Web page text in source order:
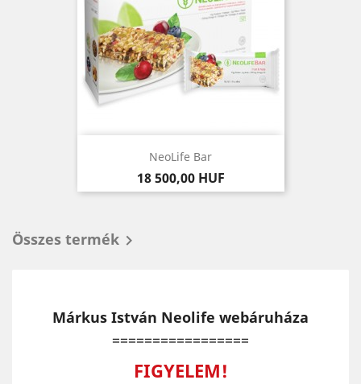
NeoLife Bar
Ár
18 500,00 HUF
Összes termék 
Márkus István Neolife webáruháza
=================
FIGYELEM!